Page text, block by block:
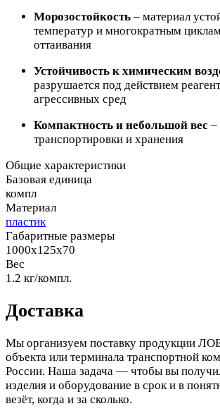
Морозостойкость – материал
температур и многократным
оттаивания
Устойчивость к химическим
разрушается под действием
агрессивных сред
Компактность и небольшой вес –
транспортировки и хранения
Общие характеристики
Базовая единица
компл
Материал
пластик
Габаритные размеры
1000x125x70
Вес
1.2 кг/компл.
Доставка
Мы организуем поставку продукции
объекта или терминала транспортной
России. Наша задача — чтобы вы
изделия и оборудование в срок и в
везёт, когда и за сколько.